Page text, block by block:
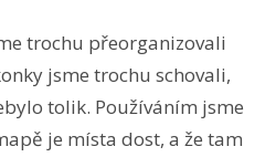
trochu přeorganizovali
jsme trochu schovali,
tolik. Používáním jsme
je místa dost, a že tam